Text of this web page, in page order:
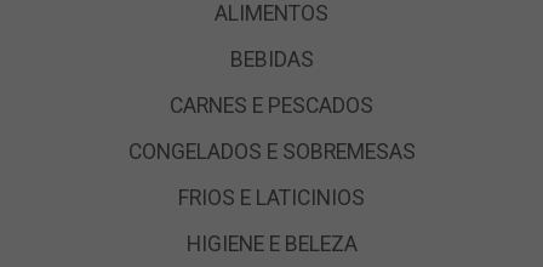
ALIMENTOS
BEBIDAS
CARNES E PESCADOS
CONGELADOS E SOBREMESAS
FRIOS E LATICINIOS
HIGIENE E BELEZA